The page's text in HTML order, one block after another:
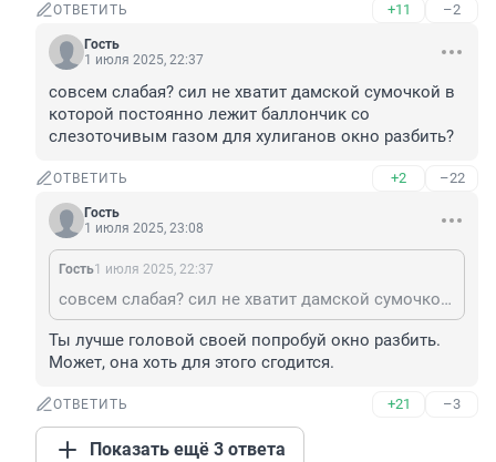
ОТВЕТИТЬ +11 –2
Гость
1 июля 2025, 22:37
совсем слабая? сил не хватит дамской сумочкой в
которой постоянно лежит баллончик со
слезоточивым газом для хулиганов окно разбить?
ОТВЕТИТЬ +2 –22
Гость
1 июля 2025, 23:08
Гость1 июля 2025, 22:37
совсем слабая? сил не хватит дамской сумочкой в которой постоянно лежит баллончик со слезоточивым газом для хулиганов окно разбить?
Ты лучше головой своей попробуй окно разбить.
Может, она хоть для этого сгодится.
ОТВЕТИТЬ +21 –3
Показать ещё 3 ответа